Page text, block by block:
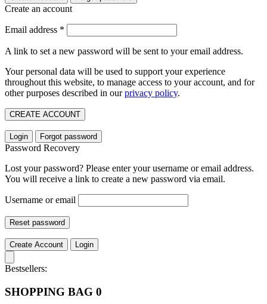
Create an account
Email address *
A link to set a new password will be sent to your email address.
Your personal data will be used to support your experience
throughout this website, to manage access to your account, and for
other purposes described in ourprivacy policy.
CREATE ACCOUNT
Login Forgot password
Password Recovery
Lost your password? Please enter your username or email address.
You will receive a link to create a new password via email.
Username or email
Reset password
Create Account Login
Bestsellers:
SHOPPING BAG 0